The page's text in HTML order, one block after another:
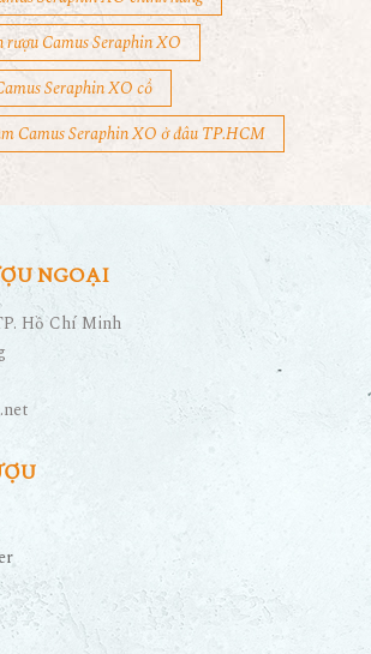
rượu Camus Seraphin XO
Seraphin XO cổ
Camus Seraphin XO ở đâu TP.HCM
NGOẠI
Hồ Chí Minh